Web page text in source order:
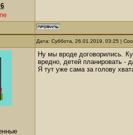
6
Дата: Суббота, 26.01.2019, 03:25 |
Ну мы вроде договорились.
вредно, детей планировать -
Я тут уже сама за голову